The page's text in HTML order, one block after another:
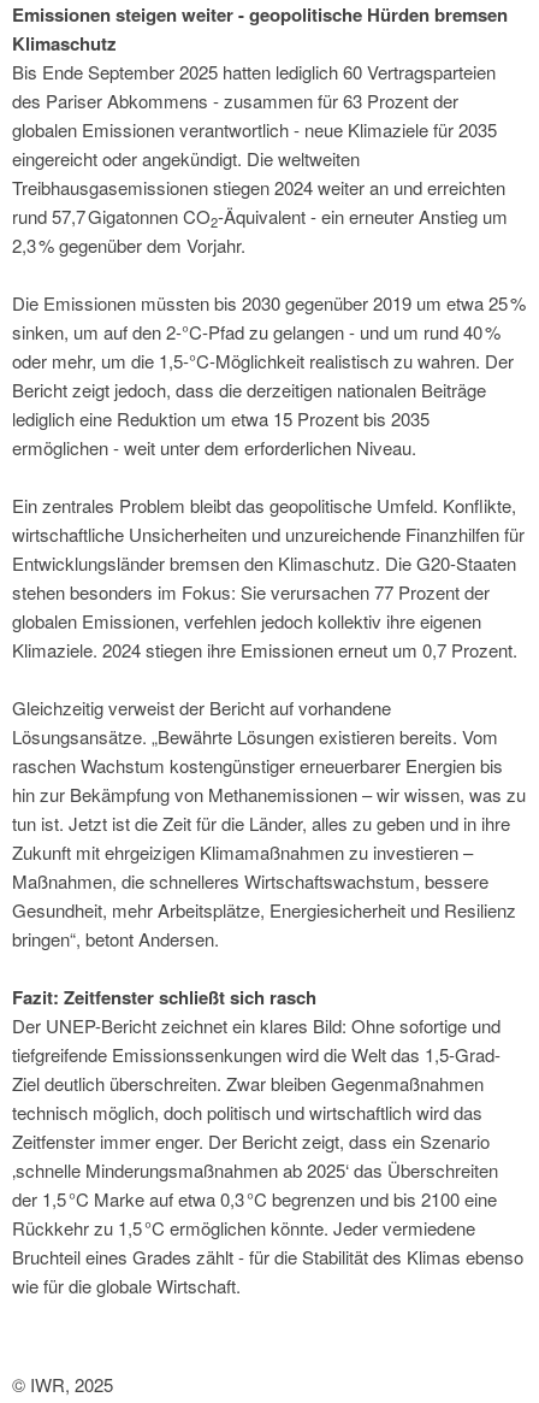
Emissionen steigen weiter - geopolitische Hürden bremsen
Klimaschutz
Bis Ende September 2025 hatten lediglich 60 Vertragsparteien
des Pariser Abkommens - zusammen für 63 Prozent der
globalen Emissionen verantwortlich - neue Klimaziele für 2035
eingereicht oder angekündigt. Die weltweiten
Treibhausgasemissionen stiegen 2024 weiter an und erreichten
rund 57,7 Gigatonnen CO2-Äquivalent - ein erneuter Anstieg um
2,3 % gegenüber dem Vorjahr.
Die Emissionen müssten bis 2030 gegenüber 2019 um etwa 25 %
sinken, um auf den 2-°C-Pfad zu gelangen - und um rund 40 %
oder mehr, um die 1,5-°C-Möglichkeit realistisch zu wahren. Der
Bericht zeigt jedoch, dass die derzeitigen nationalen Beiträge
lediglich eine Reduktion um etwa 15 Prozent bis 2035
ermöglichen - weit unter dem erforderlichen Niveau.
Ein zentrales Problem bleibt das geopolitische Umfeld. Konflikte,
wirtschaftliche Unsicherheiten und unzureichende Finanzhilfen für
Entwicklungsländer bremsen den Klimaschutz. Die G20-Staaten
stehen besonders im Fokus: Sie verursachen 77 Prozent der
globalen Emissionen, verfehlen jedoch kollektiv ihre eigenen
Klimaziele. 2024 stiegen ihre Emissionen erneut um 0,7 Prozent.
Gleichzeitig verweist der Bericht auf vorhandene
Lösungsansätze. „Bewährte Lösungen existieren bereits. Vom
raschen Wachstum kostengünstiger erneuerbarer Energien bis
hin zur Bekämpfung von Methanemissionen – wir wissen, was zu
tun ist. Jetzt ist die Zeit für die Länder, alles zu geben und in ihre
Zukunft mit ehrgeizigen Klimamaßnahmen zu investieren –
Maßnahmen, die schnelleres Wirtschaftswachstum, bessere
Gesundheit, mehr Arbeitsplätze, Energiesicherheit und Resilienz
bringen“, betont Andersen.
Fazit: Zeitfenster schließt sich rasch
Der UNEP-Bericht zeichnet ein klares Bild: Ohne sofortige und
tiefgreifende Emissionssenkungen wird die Welt das 1,5-Grad-
Ziel deutlich überschreiten. Zwar bleiben Gegenmaßnahmen
technisch möglich, doch politisch und wirtschaftlich wird das
Zeitfenster immer enger. Der Bericht zeigt, dass ein Szenario
‚schnelle Minderungsmaßnahmen ab 2025‘ das Überschreiten
der 1,5 °C Marke auf etwa 0,3 °C begrenzen und bis 2100 eine
Rückkehr zu 1,5 °C ermöglichen könnte. Jeder vermiedene
Bruchteil eines Grades zählt - für die Stabilität des Klimas ebenso
wie für die globale Wirtschaft.
© IWR, 2025